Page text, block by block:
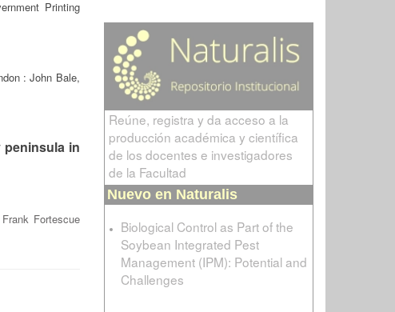
Printing
: John Bale,
peninsula in
Frank Fortescue
Reúne, registra y da acceso a la
producción académica y científica
de los docentes e investigadores
de la Facultad
Nuevo en Naturalis
Biological Control as Part of the
Soybean Integrated Pest
Management (IPM): Potential and
Challenges